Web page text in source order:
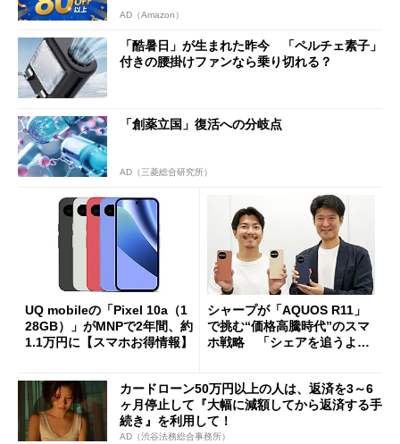
AD（Amazon）
「酷暑日」が生まれた昨今 「ペルチェ素子」
付きの腰掛けファンなら乗り切れる？
「創薬立国」復活への分岐点
AD（三菱総合研究所）
UQ mobileの「Pixel 10a（1
28GB）」がMNPで2年間、約
1.1万円に【スマホお得情報】
シャープが「AQUOS R11」
で挑む“価格高騰時代”のスマ
ホ戦略 「シェアを追うより
カードローン50万円以上の人は、返済を3～6
ヶ月停止して『大幅に減額してから返済する手
続き』を利用して！
AD（渋谷法務総合事務所）